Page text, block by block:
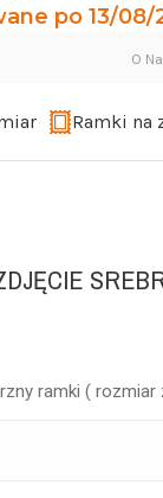
po 13/
O
Ramki na
ramki ( rozmiar